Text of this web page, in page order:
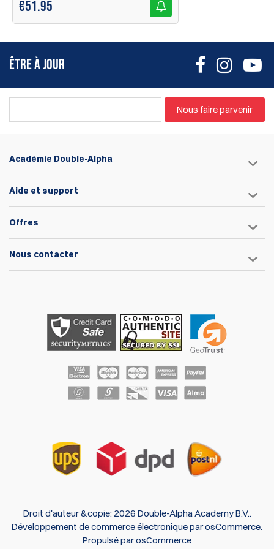
€51.95
ÊTRE À JOUR
Nous faire parvenir
Académie Double-Alpha
Aide et support
Offres
Nous contacter
Droit d'auteur &copie; 2026 Double-Alpha Academy B.V..
Développement de commerce électroniqueparosCommerce.
Propulsé par osCommerce